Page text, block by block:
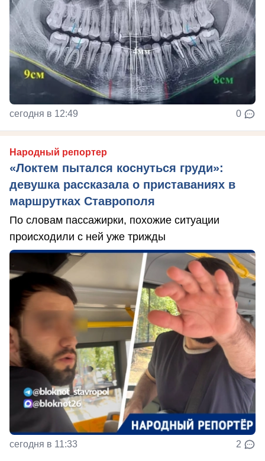
сегодня в 12:49 0
Народный репортер
«Локтем пытался коснуться груди»:
девушка рассказала о приставаниях в
маршрутках Ставрополя
По словам пассажирки, похожие ситуации
происходили с ней уже трижды
сегодня в 11:33 2